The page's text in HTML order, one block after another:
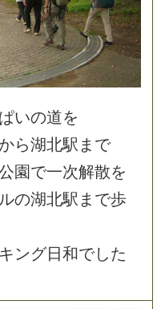
ぱいの道を
から湖北駅 ま で
園で一次解散を
ルの湖北駅 ま で歩
キング日 和でした